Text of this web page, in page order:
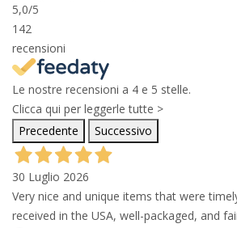
5,0/5
142
recensioni
Le nostre recensioni a 4 e 5 stelle.
Clicca qui per leggerle tutte >
Precedente
Successivo
30 Luglio 2026
Very nice and unique items that were
received in the USA, well-packaged, and